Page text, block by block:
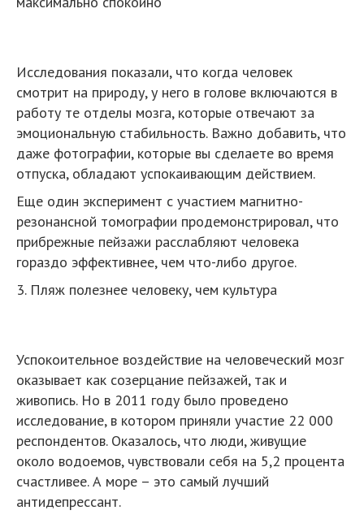
Исследования показали, что когда человек
смотрит на природу, у него в голове включаются в
работу те отделы мозга, которые отвечают за
эмоциональную стабильность. Важно добавить, что
даже фотографии, которые вы сделаете во время
отпуска, обладают успокаивающим действием.
Еще один эксперимент с участием магнитно-
резонансной томографии продемонстрировал, что
прибрежные пейзажи расслабляют человека
гораздо эффективнее, чем что-либо другое.
3. Пляж полезнее человеку, чем культура
Успокоительное воздействие на человеческий мозг
оказывает как созерцание пейзажей, так и
живопись. Но в 2011 году было проведено
исследование, в котором приняли участие 22 000
респондентов. Оказалось, что люди, живущие
около водоемов, чувствовали себя на 5,2 процента
счастливее. А море – это самый лучший
антидепрессант.